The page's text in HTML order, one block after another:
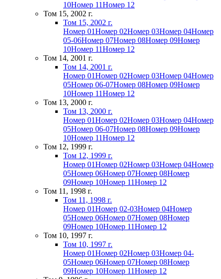
10Номер 11Номер 12
Том 15, 2002 г.
Том 15, 2002 г.
Номер 01Номер 02Номер 03Номер 04Номер
05-06Номер 07Номер 08Номер 09Номер
10Номер 11Номер 12
Том 14, 2001 г.
Том 14, 2001 г.
Номер 01Номер 02Номер 03Номер 04Номер
05Номер 06-07Номер 08Номер 09Номер
10Номер 11Номер 12
Том 13, 2000 г.
Том 13, 2000 г.
Номер 01Номер 02Номер 03Номер 04Номер
05Номер 06-07Номер 08Номер 09Номер
10Номер 11Номер 12
Том 12, 1999 г.
Том 12, 1999 г.
Номер 01Номер 02Номер 03Номер 04Номер
05Номер 06Номер 07Номер 08Номер
09Номер 10Номер 11Номер 12
Том 11, 1998 г.
Том 11, 1998 г.
Номер 01Номер 02-03Номер 04Номер
05Номер 06Номер 07Номер 08Номер
09Номер 10Номер 11Номер 12
Том 10, 1997 г.
Том 10, 1997 г.
Номер 01Номер 02Номер 03Номер 04-
05Номер 06Номер 07Номер 08Номер
09Номер 10Номер 11Номер 12